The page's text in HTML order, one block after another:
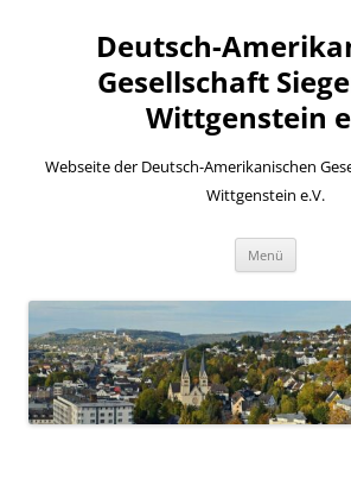
Deutsch-
Gesellschaft
Wittgenstein
Webseite der Deutsch-Amerikanischen
Wittgenstein e.V.
Menü